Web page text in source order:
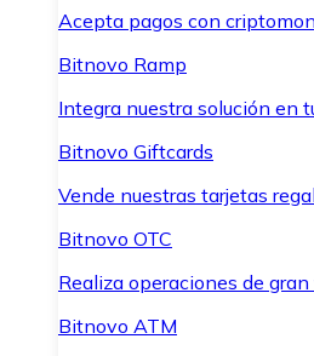
Acepta pagos con
Bitnovo Ramp
Integra nuestra solución en
Bitnovo Giftcards
Vende nuestras tarjetas
Bitnovo OTC
Realiza operaciones de gran
Bitnovo ATM